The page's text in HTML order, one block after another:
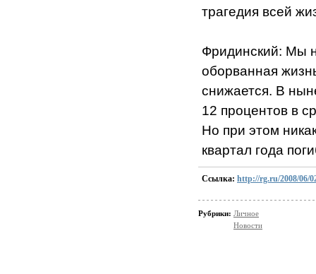
трагедия всей
Фридинский: Мы
оборванная
снижается. В
12 процентов в
Но при этом
квартал года
Ссылка: http://rg.ru/2008/06/
Рубрики: Личное
Новости